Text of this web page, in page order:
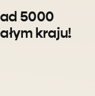
5000
kraju!